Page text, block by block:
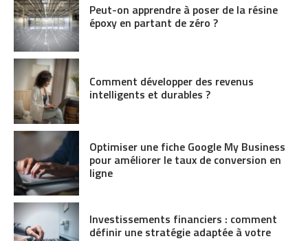
Peut-on apprendre à poser de la résine
époxy en partant de zéro ?
Comment développer des revenus
intelligents et durables ?
Optimiser une fiche Google My Business
pour améliorer le taux de conversion en
ligne
Investissements financiers : comment
définir une stratégie adaptée à votre